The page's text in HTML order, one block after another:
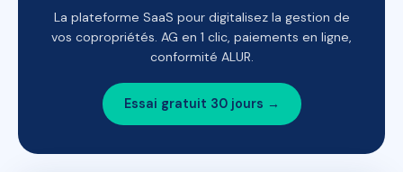
La plateforme SaaS pour digitalisez la gestion de
vos copropriétés. AG en 1 clic, paiements en ligne,
conformité ALUR.
Essai gratuit 30 jours →